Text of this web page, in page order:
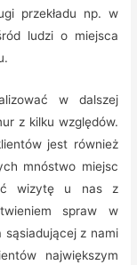
przekładu np. w
ludzi o miejsca
w dalszej
z kilku względów.
jest również
mnóstwo miejsc
wizytę u nas z
spraw w
sąsiadującej z nami
największym